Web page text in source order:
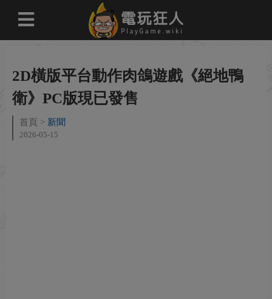
2D橫版平台動作肉鴿遊戲《絕地鴨
衛》PC版現已發售
首頁 新聞
2026-05-15